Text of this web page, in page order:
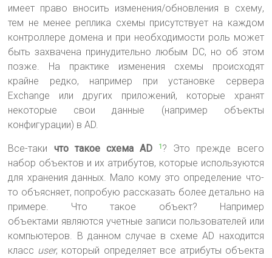
имеет право вносить изменения/обновления в схему,
тем не менее реплика схемы присутствует на каждом
контроллере домена и при необходимости роль может
быть захвачена принудительно любым DC, но об этом
позже. На практике изменения схемы происходят
крайне редко, например при установке сервера
Exchange или других приложений, которые хранят
некоторые свои данные (например объекты
конфигурации) в AD.
Все-таки что такое схема AD 1 ? Это прежде всего
набор объектов и их атрибутов, которые используются
для хранения данных. Мало кому это определение что-
то объясняет, попробую рассказать более детально на
примере. Что такое объект? Например
объектами являются учетные записи пользователей или
компьютеров. В данном случае в схеме AD находится
класс user, который определяет все атрибуты объекта